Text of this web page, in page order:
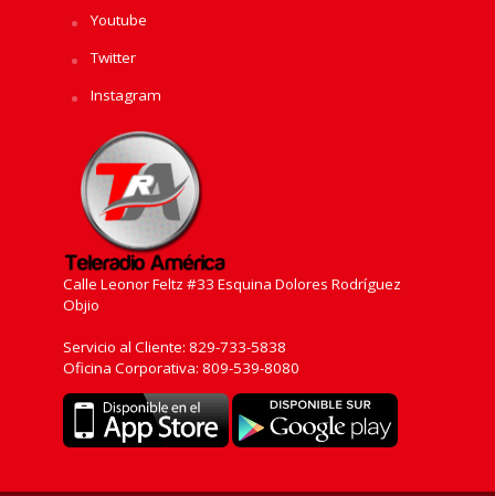
Youtube
Twitter
Instagram
Calle Leonor Feltz #33 Esquina Dolores Rodríguez
Objio
Servicio al Cliente: 829-733-5838
Oficina Corporativa: 809-539-8080